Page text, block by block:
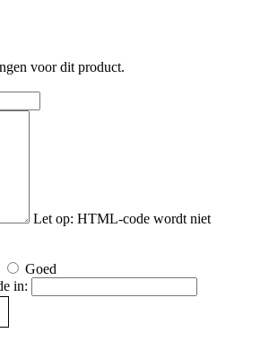
voor dit product.
Let op: HTML-code wordt niet
Goed
in: